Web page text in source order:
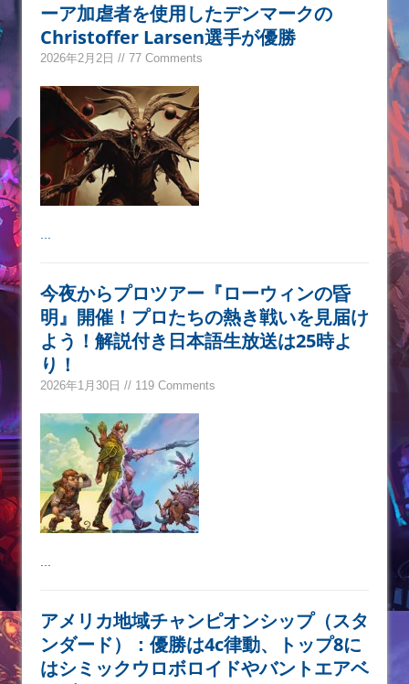
ーア加虐者を使用したデンマークの
Christoffer Larsen選手が優勝
2026年2月2日 // 77 Comments
今夜からプロツアー『ローウィンの昏
明』開催！プロたちの熱き戦いを見届け
よう！解説付き日本語生放送は25時よ
り！
2026年1月30日 // 119 Comments
アメリカ地域チャンピオンシップ（スタ
ンダード）：優勝は4c律動、トップ8に
はシミックウロボロイドやバントエアベ